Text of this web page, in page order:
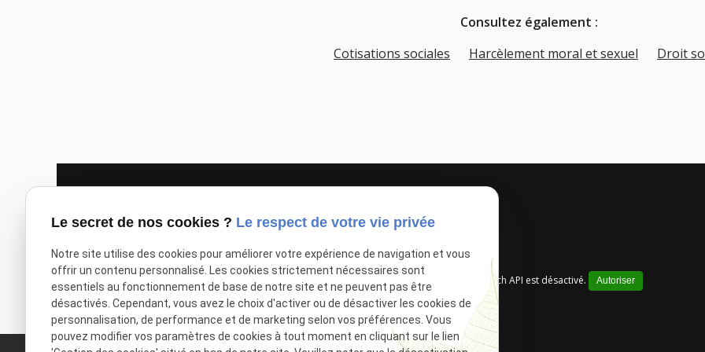
Consultez également :
Cotisations sociales
Harcèlement moral et sexuel Droit
Google Maps Search API est désactivé. Autoriser
Le secret de nos cookies ? Le respect de votre vie privée
Notre site utilise des cookies pour améliorer votre expérience de navigation et vous
offrir un contenu personnalisé. Les cookies strictement nécessaires sont
essentiels au fonctionnement de base de notre site et ne peuvent pas être
désactivés. Cependant, vous avez le choix d'activer ou de désactiver les cookies de
personnalisation, de performance et de marketing selon vos préférences. Vous
pouvez modifier vos paramètres de cookies à tout moment en cliquant sur le lien